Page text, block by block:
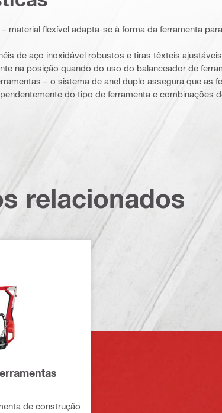
material flexível adapta-se à forma da ferramenta
de aço inoxidável robustos e tiras têxteis
na posição quando do uso do balanceador de
– o sistema de anel duplo assegura que as
do tipo de ferramenta e combinações
relacionados
de construção